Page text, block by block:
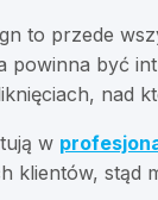
to przede
powinna być
nad
w
klientów, stąd